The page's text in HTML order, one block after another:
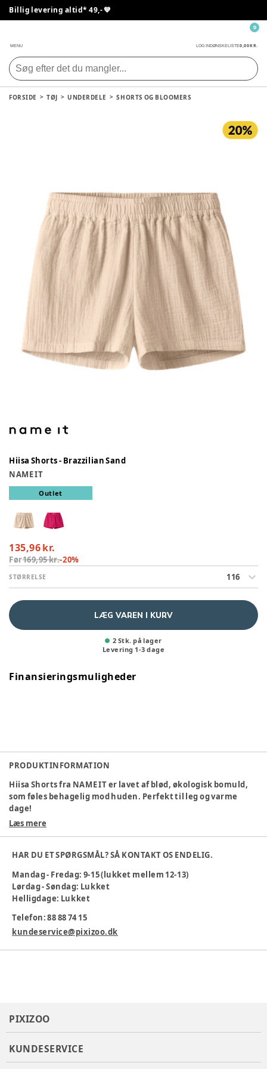
Billig levering altid* 49,- 💙
MENU LOG INDØNSKELISTE0,00 KR.
0
FORSIDE TØJ UNDERDELE SHORTS OG BLOOMERS
Hiisa Shorts - Brazzilian Sand
NAME IT
Outlet
135,96 kr.
Før169,95 kr.-20%
STØRRELSE 116
LÆG VAREN I KURV
2 Stk. på lager
Levering 1-3 dage
Finansieringsmuligheder
PRODUKTINFORMATION
Hiisa Shorts fra NAME IT er lavet af blød, økologisk bomuld,
som føles behagelig mod huden. Perfekt til leg og varme
dage!
Materiale: 100% økologisk bomuld
Behagelig pasform
Velegnet til børn
Materiale:Økologisk bomuld
Tøj størrelse : 116 cm / 6 år
Varenummer:385192
Læs mere
HAR DU ET SPØRGSMÅL? SÅ KONTAKT OS ENDELIG.
Mandag - Fredag: 9-15 (lukket mellem 12-13)
Lørdag - Søndag: Lukket
Helligdage: Lukket
Telefon: 88 88 74 15
kundeservice@pixizoo.dk
PIXIZOO
KUNDESERVICE